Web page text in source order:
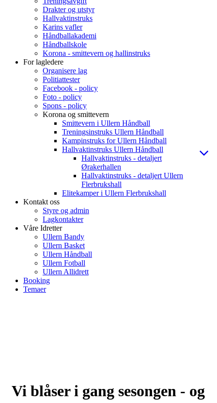
Drakter og utstyr
Hallvaktinstruks
Karins vafler
Håndballakademi
Håndballskole
Korona - smittevern og hallinstruks
For lagledere
Organisere lag
Politiattester
Facebook - policy
Foto - policy
Spons - policy
Korona og smittevern
Smittevern i Ullern Håndball
Treningsinstruks Ullern Håndball
Kampinstruks for Ullern Håndball
Hallvaktinstruks Ullern Håndball
Hallvaktinstruks - detaljert
Ørakerhallen
Hallvaktinstruks - detaljert Ullern
Flerbrukshall
Elitekamper i Ullern Flerbrukshall
Kontakt oss
Styre og admin
Lagkontakter
Våre Idretter
Ullern Bandy
Ullern Basket
Ullern Håndball
Ullern Fotball
Ullern Allidrett
Booking
Temaer
Vi blåser i gang sesongen - og